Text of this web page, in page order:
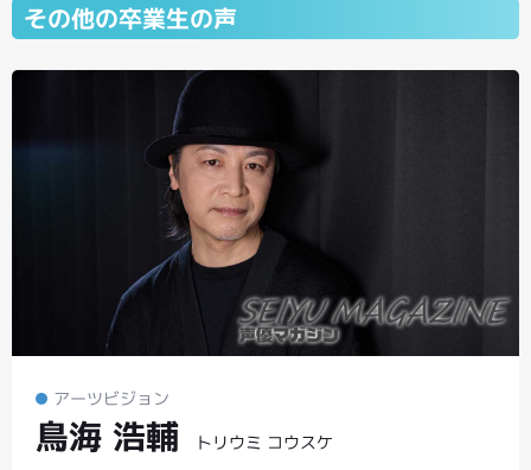
その他の卒業生の声
アーツビジョン
鳥海 浩輔 トリウミ コウスケ